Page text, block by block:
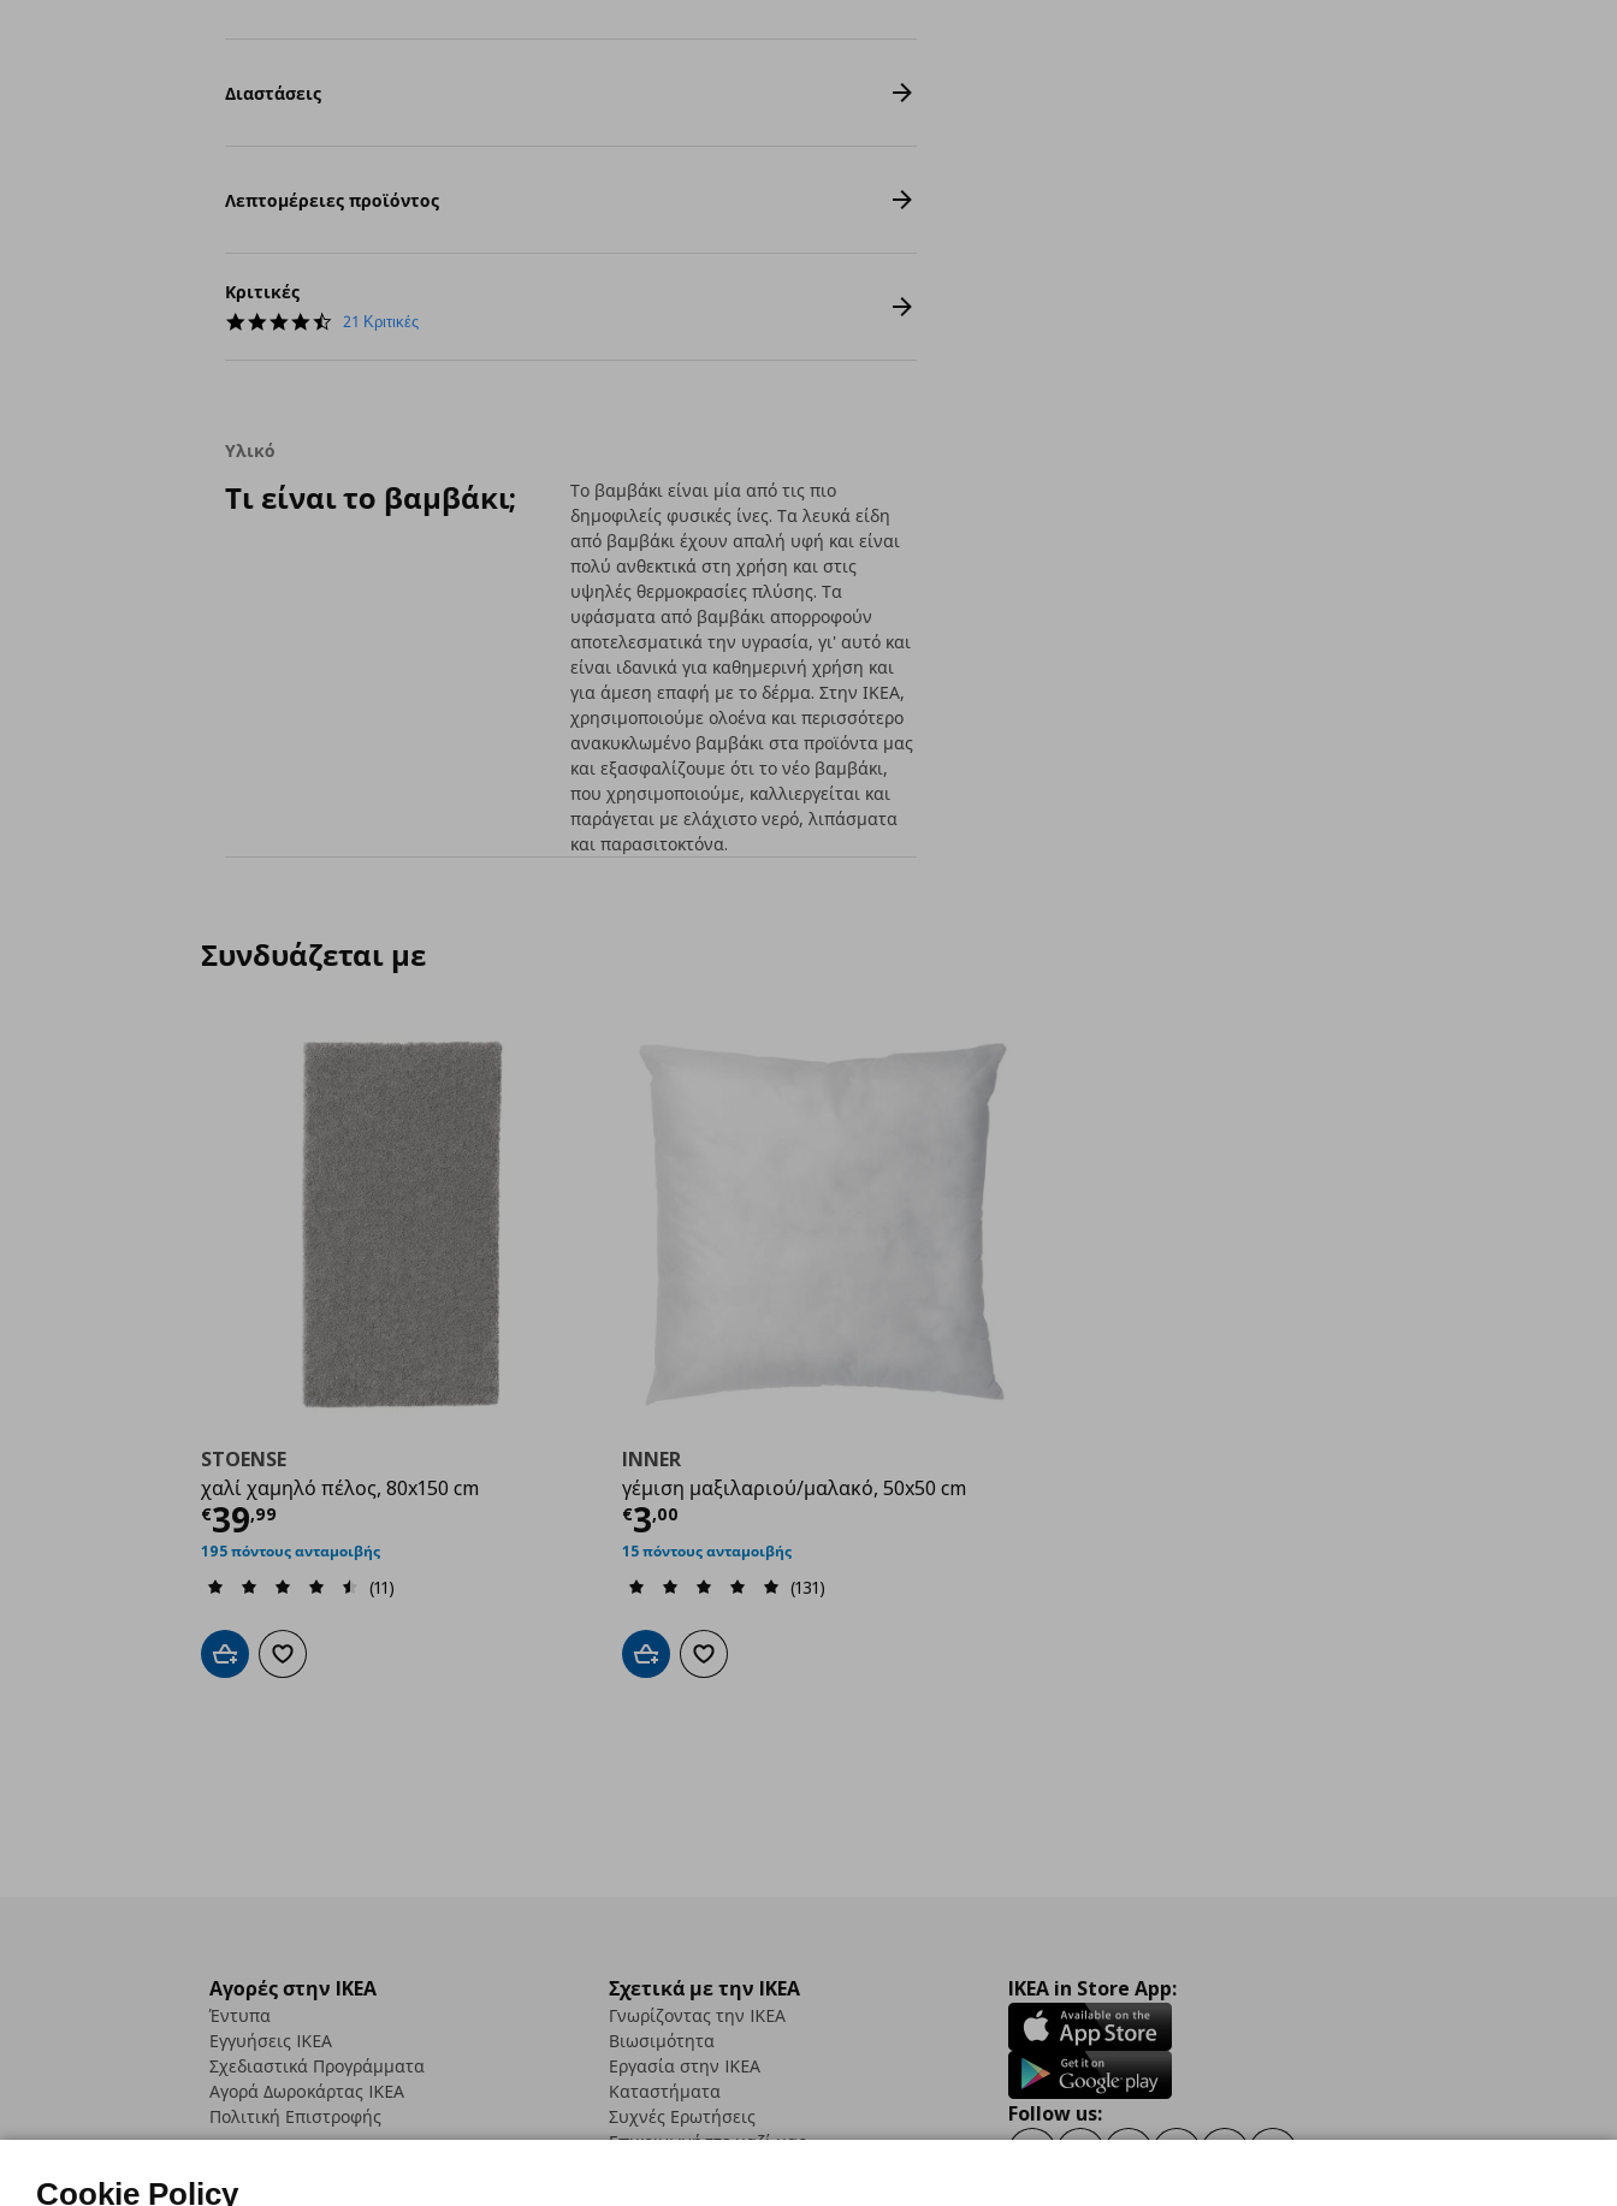
Διαστάσεις
Λεπτομέρειες προϊόντος
Κριτικές
4.5
21 Κριτικές
Υλικό
Τι είναι το βαμβάκι;
Το βαμβάκι είναι μία από τις πιο
δημοφιλείς φυσικές ίνες. Τα λευκά είδη
από βαμβάκι έχουν απαλή υφή και είναι
πολύ ανθεκτικά στη χρήση και στις
υψηλές θερμοκρασίες πλύσης. Τα
υφάσματα από βαμβάκι απορροφούν
αποτελεσματικά την υγρασία, γι' αυτό και
είναι ιδανικά για καθημερινή χρήση και
για άμεση επαφή με το δέρμα. Στην ΙΚΕΑ,
χρησιμοποιούμε ολοένα και περισσότερο
ανακυκλωμένο βαμβάκι στα προϊόντα μας
και εξασφαλίζουμε ότι το νέο βαμβάκι,
που χρησιμοποιούμε, καλλιεργείται και
παράγεται με ελάχιστο νερό, λιπάσματα
και παρασιτοκτόνα.
Συνδυάζεται με
STOENSE
χαλί χαμηλό πέλος, 80x150 cm
€39,99
Τρέχουσα τιμή
195 πόντους ανταμοιβής
(11)
Προσθήκη στο καλάθι
Προσθήκη στα αγαπημένα
INNER
γέμιση μαξιλαριού/μαλακό, 50x50 cm
€3,00
Τρέχουσα τιμή
15 πόντους ανταμοιβής
(131)
Προσθήκη στο καλάθι
Προσθήκη στα αγαπημένα
Αγορές στην IKEA
Έντυπα
Εγγυήσεις IKEA
Σχεδιαστικά Προγράμματα
Αγορά Δωρoκάρτας IKEA
Πολιτική Επιστροφής
Σχετικά με την IKEA
Γνωρίζοντας την IKEA
Βιωσιμότητα
Εργασία στην IKEA
Καταστήματα
Συχνές Ερωτήσεις
Επικοινωνήστε μαζί μας
IKEA in Store App:
Follow us:
Cookie Policy